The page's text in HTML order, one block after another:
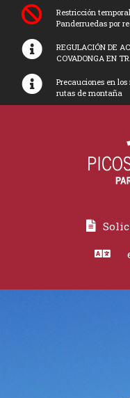
Restricción
Panderruedas por
REGULACIÓN DE
COVADONGA EN
Precauciones en
rutas de montaña